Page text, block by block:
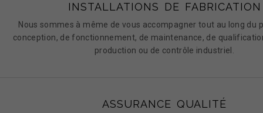
INSTALLATIONS DE FABRICATION
Nous sommes à même de vous accompagner tout au long du
conception, de fonctionnement, de maintenance, de
production ou de contrôle industriel.
ASSURANCE QUALITÉ